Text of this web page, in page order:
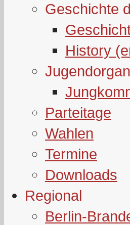
Geschichte
History
Parteitage
Wahlen
Termine
Downloads
Regional
Berlin-